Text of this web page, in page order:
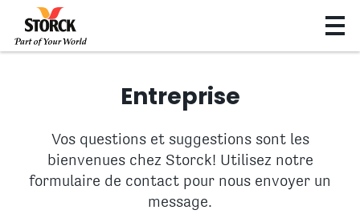
Entreprise
Vos questions et suggestions sont les
bienvenues chez Storck! Utilisez notre
formulaire de contact pour nous envoyer un
message.